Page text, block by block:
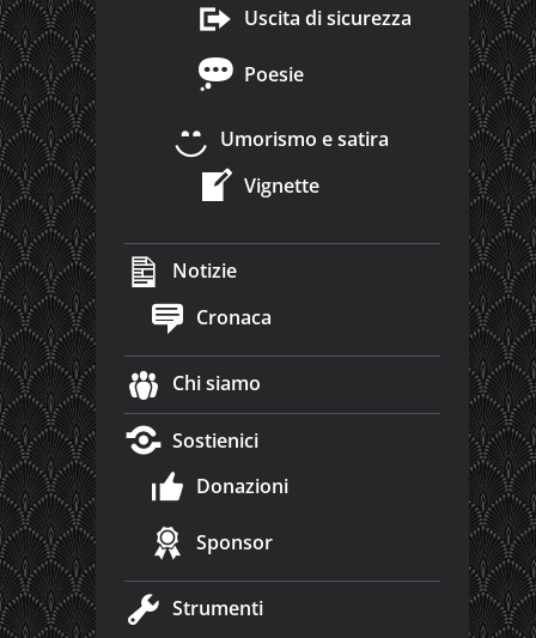
Uscita di sicurezza
Poesie
Umorismo e satira
Vignette
Notizie
Cronaca
Chi siamo
Sostienici
Donazioni
Sponsor
Strumenti